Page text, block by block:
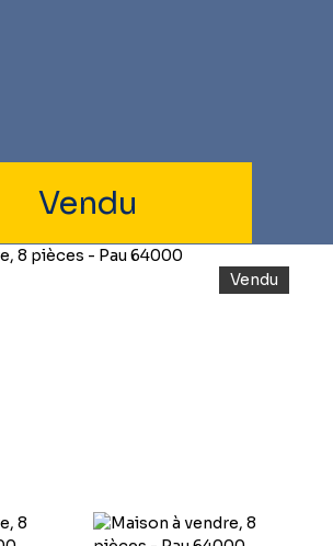
Vendu
Vendu